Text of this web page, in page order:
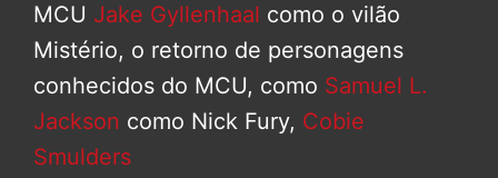
MCU Jake Gyllenhaal como o vilão
Mistério, o retorno de personagens
conhecidos do MCU, como Samuel L.
Jackson como Nick Fury, Cobie
Smulders